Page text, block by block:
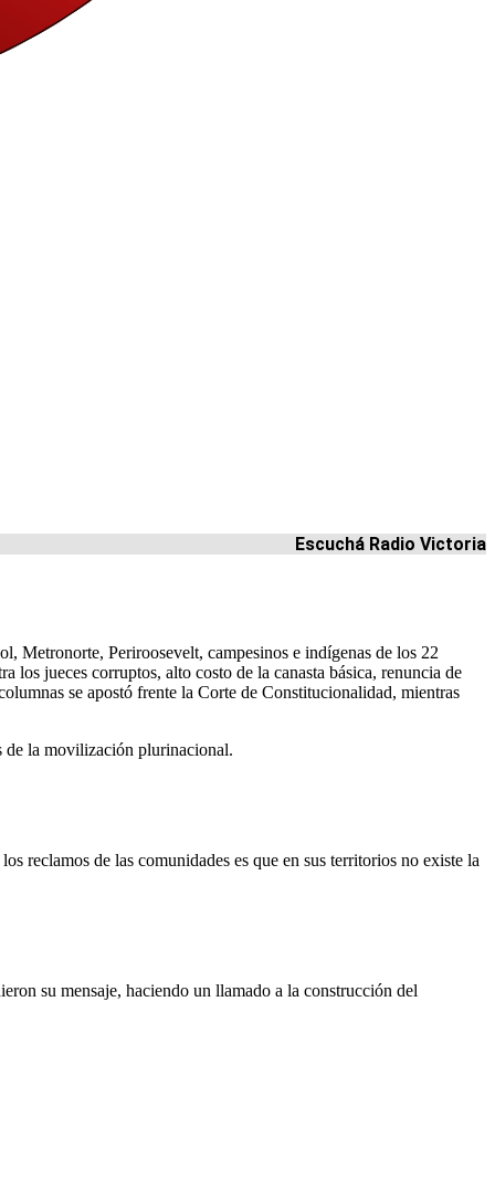
Escuchá Radio Victoria
Metronorte, Periroosevelt, campesinos e indígenas de los 22
los jueces corruptos, alto costo de la canasta básica, renuncia de
se apostó frente la Corte de Constitucionalidad, mientras
la movilización plurinacional.
reclamos de las comunidades es que en sus territorios no existe la
su mensaje, haciendo un llamado a la construcción del